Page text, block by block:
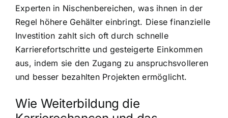
Experten in Nischenbereichen, was ihnen in der
Regel höhere Gehälter einbringt. Diese finanzielle
Investition zahlt sich oft durch schnelle
Karrierefortschritte und gesteigerte Einkommen
aus, indem sie den Zugang zu anspruchsvolleren
und besser bezahlten Projekten ermöglicht.
Wie Weiterbildung die